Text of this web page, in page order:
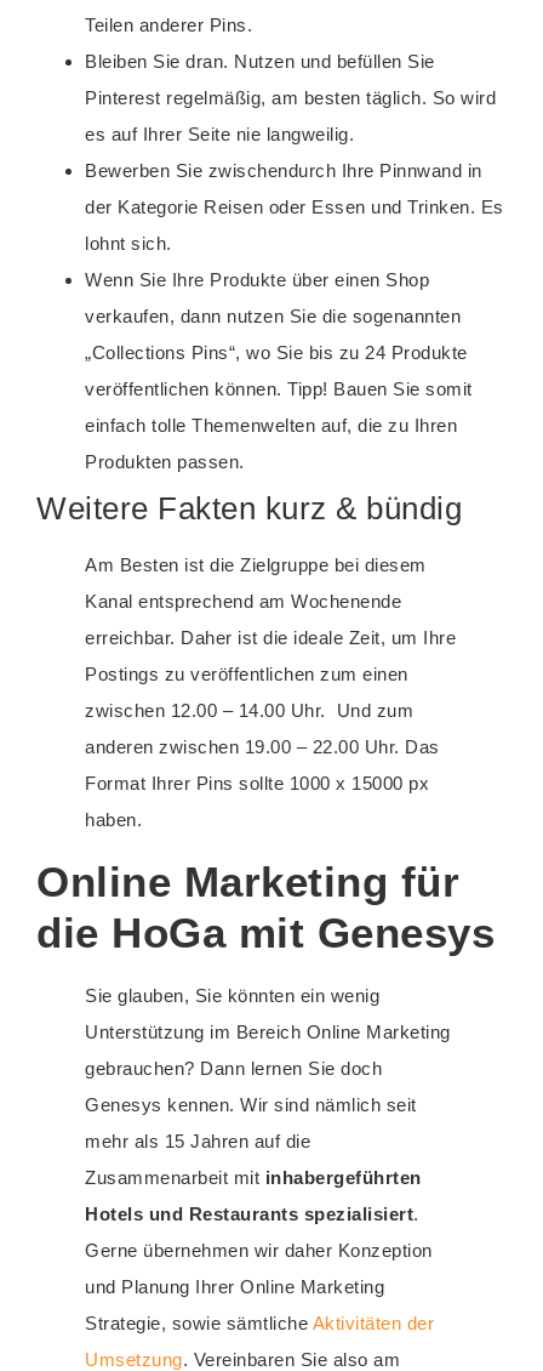
Teilen anderer Pins.
Bleiben Sie dran. Nutzen und befüllen Sie
Pinterest regelmäßig, am besten täglich. So wird
es auf Ihrer Seite nie langweilig.
Bewerben Sie zwischendurch Ihre Pinnwand in
der Kategorie Reisen oder Essen und Trinken. Es
lohnt sich.
Wenn Sie Ihre Produkte über einen Shop
verkaufen, dann nutzen Sie die sogenannten
„Collections Pins“, wo Sie bis zu 24 Produkte
veröffentlichen können. Tipp! Bauen Sie somit
einfach tolle Themenwelten auf, die zu Ihren
Produkten passen.
Weitere Fakten kurz & bündig
Am Besten ist die Zielgruppe bei diesem
Kanal entsprechend am Wochenende
erreichbar. Daher ist die ideale Zeit, um Ihre
Postings zu veröffentlichen zum einen
zwischen 12.00 – 14.00 Uhr. Und zum
anderen zwischen 19.00 – 22.00 Uhr. Das
Format Ihrer Pins sollte 1000 x 15000 px
haben.
Online Marketing für
die HoGa mit Genesys
Sie glauben, Sie könnten ein wenig
Unterstützung im Bereich Online Marketing
gebrauchen? Dann lernen Sie doch
Genesys kennen. Wir sind nämlich seit
mehr als 15 Jahren auf die
Zusammenarbeit mit inhabergeführten
Hotels und Restaurants spezialisiert.
Gerne übernehmen wir daher Konzeption
und Planung Ihrer Online Marketing
Strategie, sowie sämtliche Aktivitäten der
Umsetzung. Vereinbaren Sie also am